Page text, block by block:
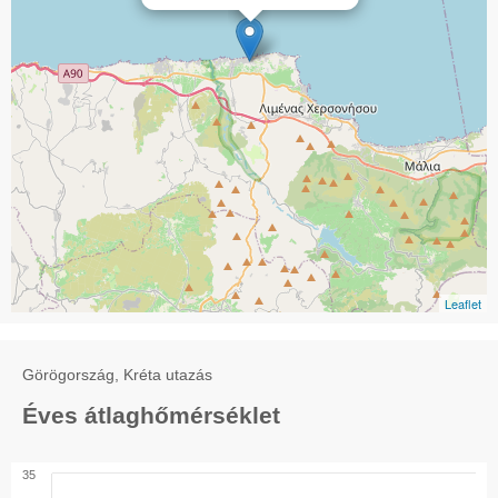
Leaflet
Görögország, Kréta utazás
Éves átlaghőmérséklet
35